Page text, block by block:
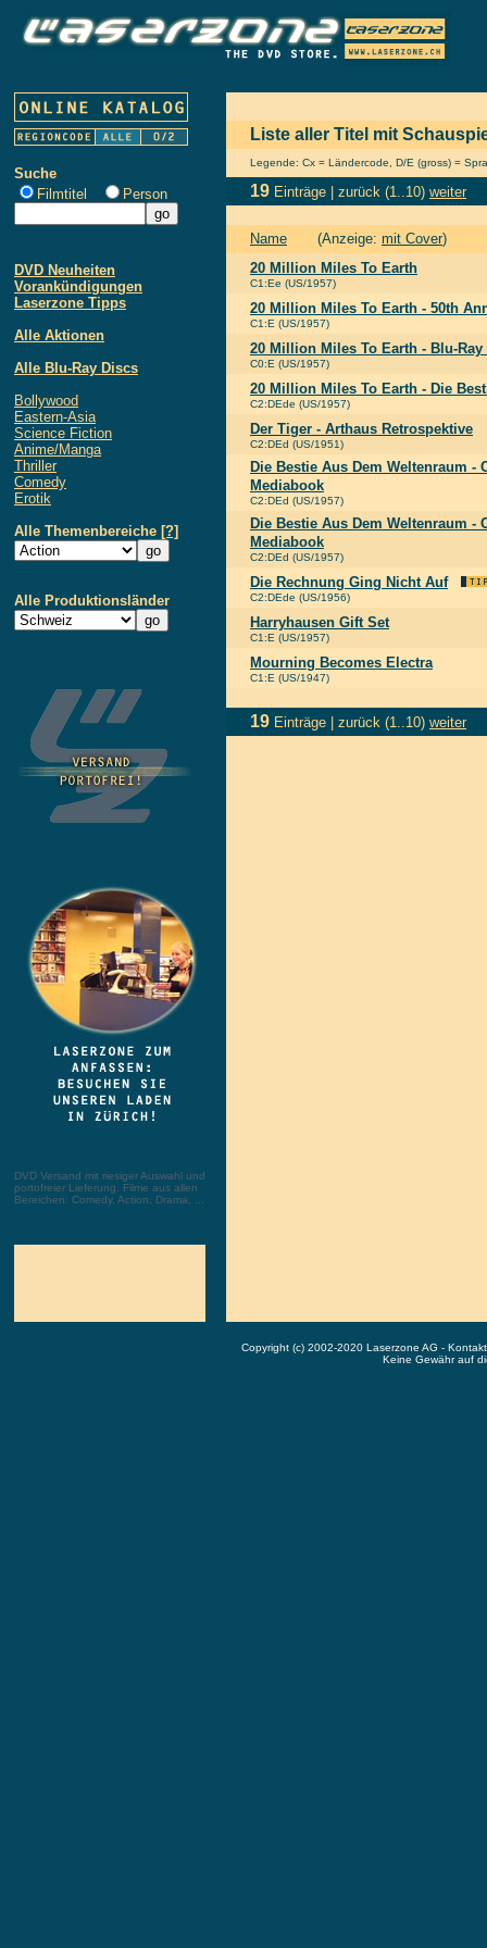
Suche
Filmtitel
Person
DVD Neuheiten
Vorankündigungen
Laserzone Tipps
Alle Aktionen
Alle Blu-Ray Discs
Bollywood
Eastern-Asia
Science Fiction
Anime/Manga
Thriller
Comedy
Erotik
Alle Themenbereiche [?]
Alle Produktionsländer
DVD Versand mit riesiger Auswahl und
portofreier Lieferung. Filme aus allen
Bereichen: Comedy, Action, Drama, ...
Liste aller Titel mit
Legende: Cx = Ländercode, D/E (gross) =
19 Einträge | zurück (1..10) weiter
Name (Anzeige: mit Cover)
20 Million Miles To Earth
C1:Ee (US/1957)
20 Million Miles To Earth - 50th
C1:E (US/1957)
20 Million Miles To Earth - Blu-Ray
C0:E (US/1957)
20 Million Miles To Earth - Die
C2:DEde (US/1957)
Der Tiger - Arthaus Retrospektive
C2:DEd (US/1951)
Die Bestie Aus Dem Weltenraum -
Mediabook
C2:DEd (US/1957)
Die Bestie Aus Dem Weltenraum -
Mediabook
C2:DEd (US/1957)
Die Rechnung Ging Nicht Auf
C2:DEde (US/1956)
Harryhausen Gift Set
C1:E (US/1957)
Mourning Becomes Electra
C1:E (US/1947)
19 Einträge | zurück (1..10) weiter
Copyright (c) 2002-2020 Laserzone AG -
Keine Gewähr auf